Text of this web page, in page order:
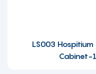
LS003 Hospitium
Cabinet-